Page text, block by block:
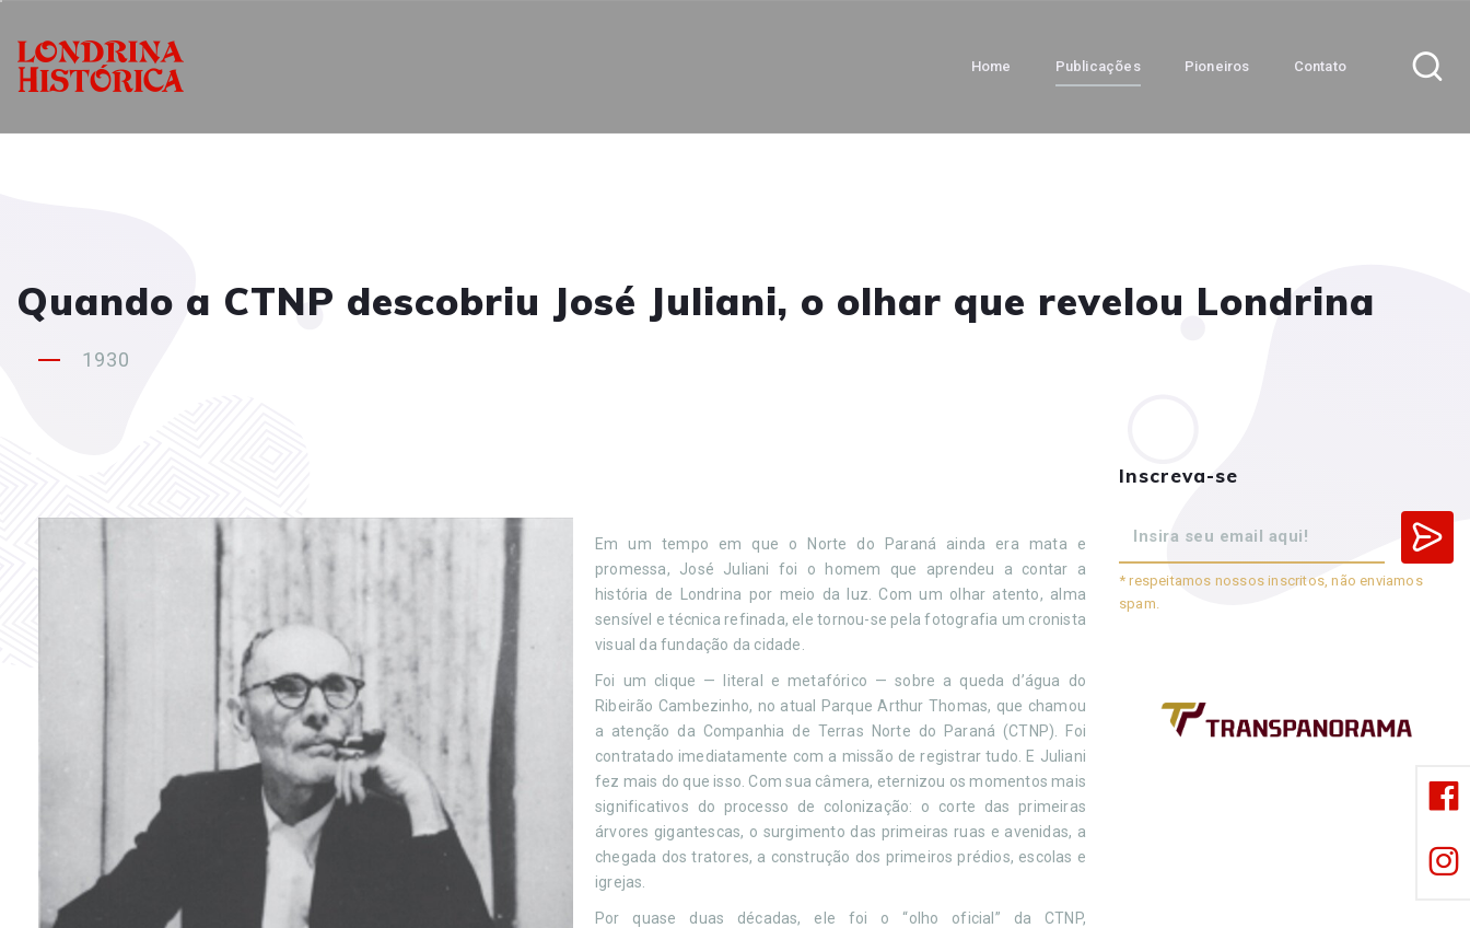
Home Publicações Pioneiros Contato
Quando a CTNP descobriu José Juliani, o olhar que revelou Londrina
1930
Em um tempo em que o Norte do Paraná ainda era mata e
promessa, José Juliani foi o homem que aprendeu a contar a
história de Londrina por meio da luz. Com um olhar atento, alma
sensível e técnica refinada, ele tornou-se pela fotografia um cronista
visual da fundação da cidade.
Foi um clique — literal e metafórico — sobre a queda d’água do
Ribeirão Cambezinho, no atual Parque Arthur Thomas, que chamou
a atenção da Companhia de Terras Norte do Paraná (CTNP). Foi
contratado imediatamente com a missão de registrar tudo. E Juliani
fez mais do que isso. Com sua câmera, eternizou os momentos mais
significativos do processo de colonização: o corte das primeiras
árvores gigantescas, o surgimento das primeiras ruas e avenidas, a
chegada dos tratores, a construção dos primeiros prédios, escolas e
igrejas.
Por quase duas décadas, ele foi o “olho oficial” da CTNP,
Inscreva-se
* respeitamos nossos inscritos, não enviamos
spam.